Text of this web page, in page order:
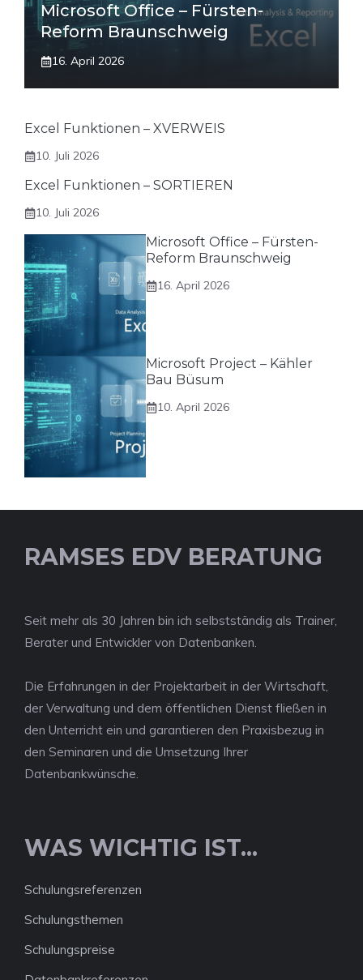
Microsoft Office – Fürsten-
Reform Braunschweig
16. April 2026
Excel Funktionen – XVERWEIS
10. Juli 2026
Excel Funktionen – SORTIEREN
10. Juli 2026
Microsoft Office – Fürsten-
Reform Braunschweig
16. April 2026
Microsoft Project – Kähler
Bau Büsum
10. April 2026
RAMSES EDV BERATUNG
Seit mehr als 30 Jahren bin ich selbstständig als Trainer,
Berater und Entwickler von Datenbanken.
Die Erfahrungen in der Projektarbeit in der Wirtschaft,
der Verwaltung und dem öffentlichen Dienst fließen in
den Unterricht ein und garantieren den Praxisbezug in
den Seminaren und die Umsetzung Ihrer
Datenbankwünsche.
WAS WICHTIG IST...
Schulungsreferenzen
Schulungsthemen
Schulungspreise